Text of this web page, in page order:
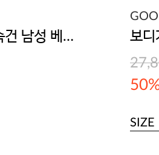
제임스딘 흡습속건 남성 베이직 아스킨 드로즈 3매입
SIZE